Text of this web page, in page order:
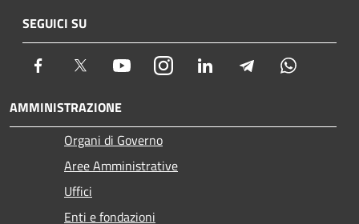
SEGUICI SU
Facebook Twitter YoutubeInstagram LinkedIn Telegram
AMMINISTRAZIONE
Organi di Governo
Aree Amministrative
Uffici
Enti e fondazioni